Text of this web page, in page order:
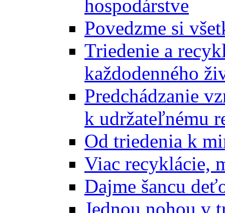
hospodárstve
Povedzme si
Triedenie a
každodenného
Predchádzanie
k udržateľnému
Od triedenia k
Viac recyklácie,
Dajme šancu
Jednou nohou v